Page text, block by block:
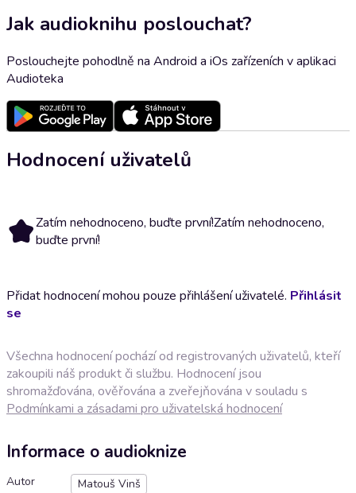
Jak audioknihu poslouchat?
Poslouchejte pohodlně na Android a iOs zařízeních v aplikaci
Audioteka
Hodnocení uživatelů
Zatím nehodnoceno, buďte první!Zatím nehodnoceno,
buďte první!
Přidat hodnocení mohou pouze přihlášení uživatelé. Přihlásit
se
Všechna hodnocení pochází od registrovaných uživatelů, kteří
zakoupili náš produkt či službu. Hodnocení jsou
shromažďována, ověřována a zveřejňována v souladu s
Podmínkami a zásadami pro uživatelská hodnocení
Informace o audioknize
Autor
Matouš Vinš